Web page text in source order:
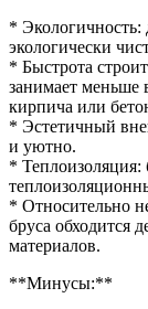
* Экологичность:
экологически
* Быстрота
занимает меньше
кирпича или
* Эстетичный
и уютно.
* Теплоизоляция:
* Относительно
бруса обходится
материалов.
**Минусы:**